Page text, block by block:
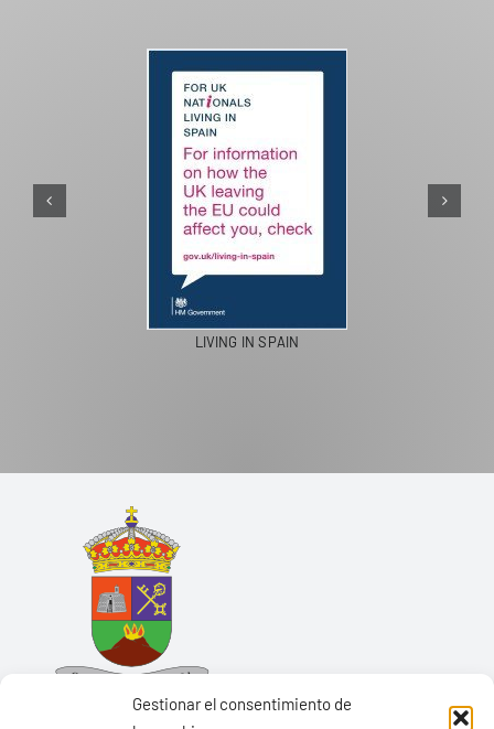
Gestionar el consentimiento de
LIVING IN SPAIN